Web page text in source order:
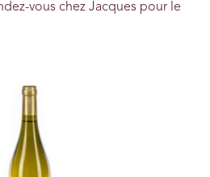
vous chez Jacques pour le